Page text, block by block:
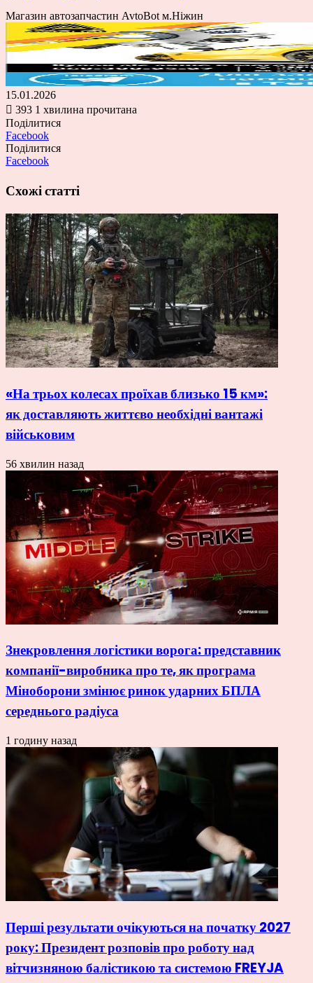
Магазин автозапчастин AvtoBot м.Ніжин
15.01.2026
393 1 хвилина прочитана
Поділитися
Facebook
Поділитися
Facebook
Схожі статті
«На трьох колесах проїхав близько 15 км»:
як доставляють життєво необхідні вантажі
військовим
56 хвилин назад
Знекровлення логістики ворога: представник
компанії-виробника про те, як програма
Міноборони змінює ринок ударних БПЛА
середнього радіуса
1 годину назад
Перші результати очікуються на початку 2027
року: Президент розповів про роботу над
вітчизняною балістикою та системою FREYJA